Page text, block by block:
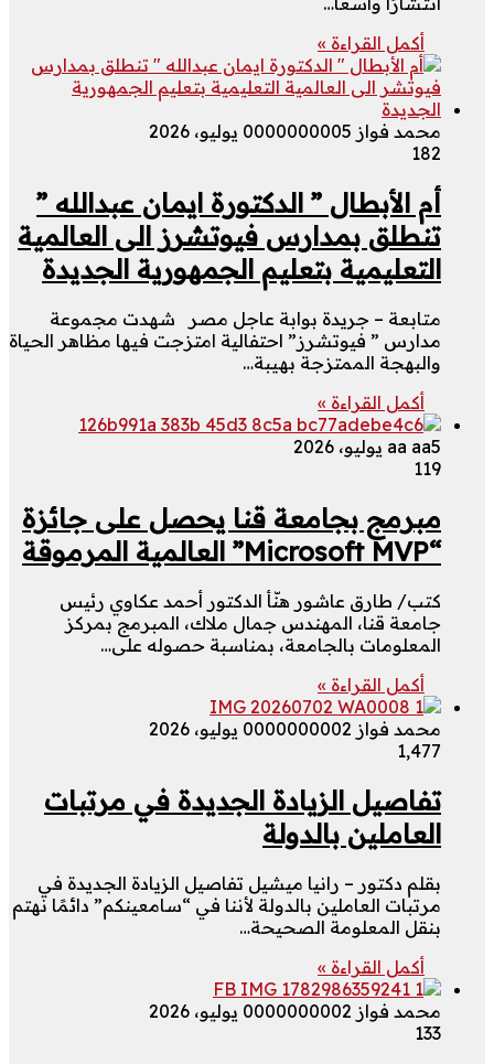
أكمل القراءة »
محمد فواز 000000000 5 يوليو، 2026
182
أم الأبطال ” الدكتورة ايمان عبدالله ”
تنطلق بمدارس فيوتشرز الى العالمية
التعليمية بتعليم الجمهورية الجديدة
متابعة – جريدة بوابة عاجل مصر شهدت مجموعة
مدارس ” فيوتشرز” احتفالية امتزجت فيها مظاهر الحياة
والبهجة الممتزجة بهيبة…
أكمل القراءة »
aa aa5 يوليو، 2026
119
مبرمج بجامعة قنا يحصل على جائزة
“Microsoft MVP” العالمية المرموقة
كتب/ طارق عاشور هنّأ الدكتور أحمد عكاوي رئيس
جامعة قنا، المهندس جمال ملاك، المبرمج بمركز
المعلومات بالجامعة، بمناسبة حصوله على…
أكمل القراءة »
محمد فواز 000000000 2 يوليو، 2026
1٬477
تفاصيل الزيادة الجديدة في مرتبات
العاملين بالدولة
بقلم دكتور – رانيا ميشيل تفاصيل الزيادة الجديدة في
مرتبات العاملين بالدولة لأننا في “سامعينكم” دائمًا نهتم
بنقل المعلومة الصحيحة…
أكمل القراءة »
محمد فواز 000000000 2 يوليو، 2026
133